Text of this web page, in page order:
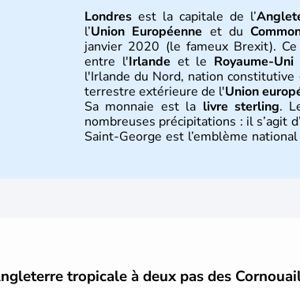
Londres est la capitale de l’
l’Union Européenne et du
janvier 2020 (le fameux Brexit).
entre l'Irlande et le Royaume-Uni
l'Irlande du Nord, nation
terrestre extérieure de l'Union
Sa monnaie est la livre sterling.
nombreuses précipitations : il s’agit
Saint-George est l’emblème
Première démocratie parlementaire
tropicale à deux pas des